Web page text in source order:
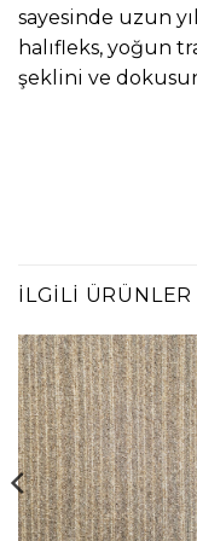
sayesinde uzun
halıfleks, yoğun
şeklini ve
İLGILI ÜRÜNLER